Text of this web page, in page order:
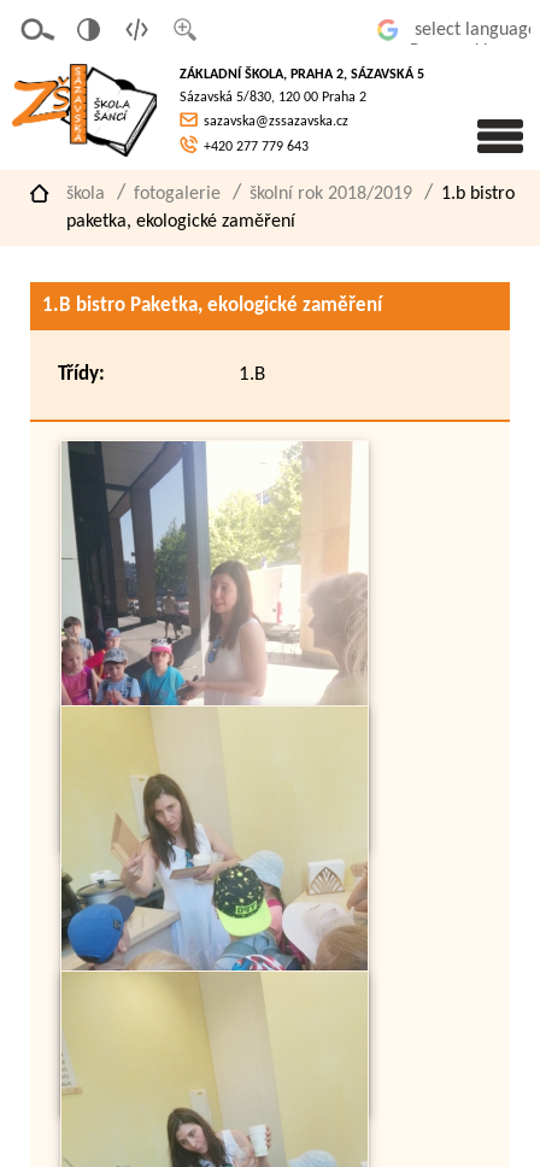
písmo
á
verze
pro
slaboz
raké
ZÁKLADNÍ ŠKOLA, PRAHA 2, SÁZAVSKÁ 5
Sázavská 5/830, 120 00 Praha 2
sazavska@zssazavska.cz
+420 277 779 643
škola fotogalerie školní rok 2018/2019
1.b bistro
paketka, ekologické zaměření
1.B bistro Paketka, ekologické zaměření
Třídy: 1.B